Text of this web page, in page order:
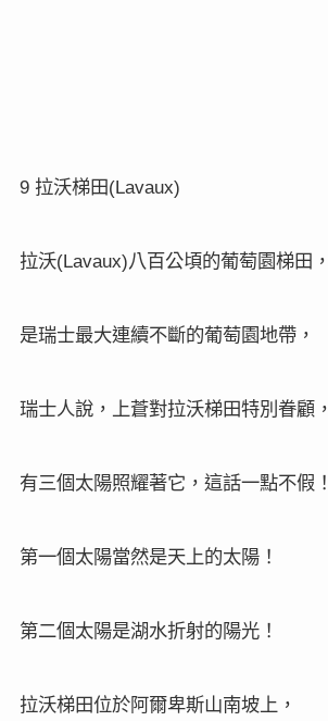
9 拉沃梯田(Lavaux)
拉沃(Lavaux)八百公頃的葡萄園梯田，
是瑞士最大連續不斷的葡萄園地帶，
瑞士人說，上蒼對拉沃梯田特別眷顧，
有三個太陽照耀著它，這話一點不假！
第一個太陽當然是天上的太陽！
第二個太陽是湖水折射的陽光！
拉沃梯田位於阿爾卑斯山南坡上，